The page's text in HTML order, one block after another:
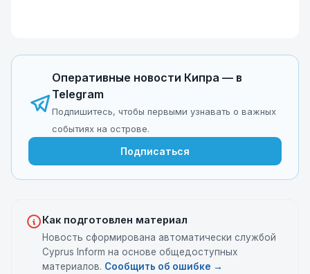
Оперативные новости Кипра — в
Telegram
Подпишитесь, чтобы первыми узнавать о важных
событиях на острове.
Подписаться
Как подготовлен материал
Новость сформирована автоматически службой
Cyprus Inform на основе общедоступных
материалов. Сообщить об ошибке →